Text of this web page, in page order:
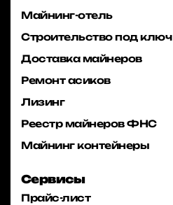
Майнинг-отель
Строительство под ключ
Доставка майнеров
Ремонт асиков
Лизинг
Реестр майнеров ФНС
Майнинг контейнеры
Сервисы
Прайс-лист